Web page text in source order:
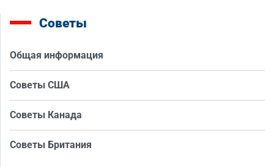
Советы
Общая информация
Советы США
Советы Канада
Советы Британия